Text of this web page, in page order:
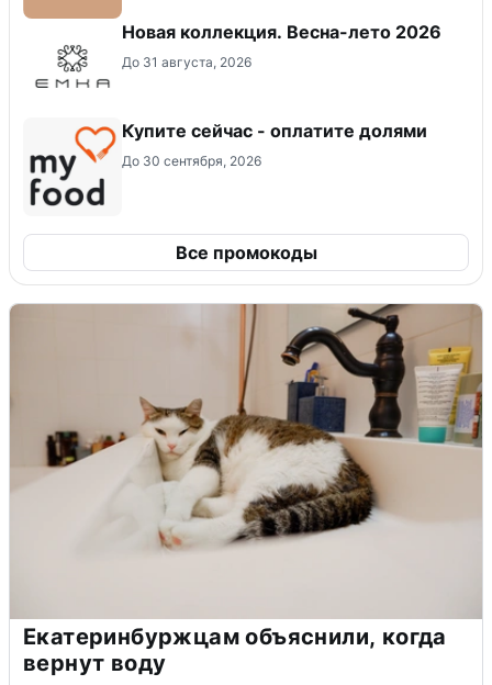
Новая коллекция. Весна-лето 2026
До 31 августа, 2026
Купите сейчас - оплатите долями
До 30 сентября, 2026
Все промокоды
Екатеринбуржцам объяснили, когда
вернут воду